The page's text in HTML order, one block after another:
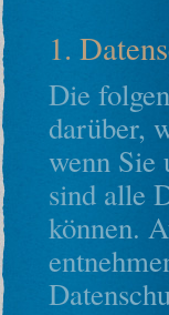
1.
Die
darüber,
wenn Sie
sind alle
können.